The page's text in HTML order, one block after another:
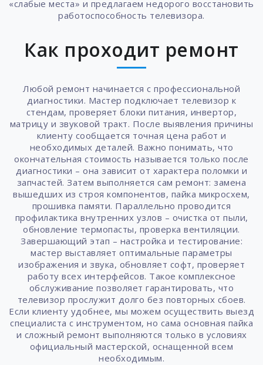
«слабые места» и предлагаем недорого восстановить
работоспособность телевизора.
Как проходит ремонт
Любой ремонт начинается с профессиональной
диагностики. Мастер подключает телевизор к
стендам, проверяет блоки питания, инвертор,
матрицу и звуковой тракт. После выявления причины
клиенту сообщается точная цена работ и
необходимых деталей. Важно понимать, что
окончательная стоимость называется только после
диагностики – она зависит от характера поломки и
запчастей. Затем выполняется сам ремонт: замена
вышедших из строя компонентов, пайка микросхем,
прошивка памяти. Параллельно проводится
профилактика внутренних узлов – очистка от пыли,
обновление термопасты, проверка вентиляции.
Завершающий этап – настройка и тестирование:
мастер выставляет оптимальные параметры
изображения и звука, обновляет софт, проверяет
работу всех интерфейсов. Такое комплексное
обслуживание позволяет гарантировать, что
телевизор прослужит долго без повторных сбоев.
Если клиенту удобнее, мы можем осуществить выезд
специалиста с инструментом, но сама основная пайка
и сложный ремонт выполняются только в условиях
официальный мастерской, оснащенной всем
необходимым.